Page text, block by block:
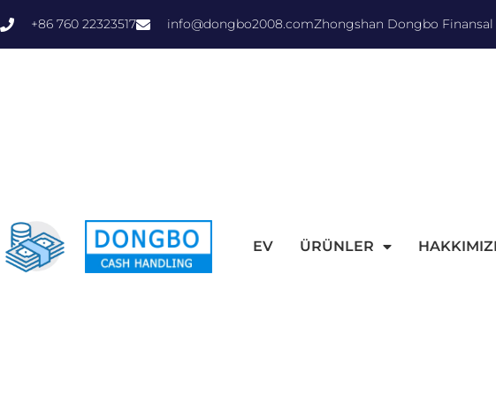
+86 760 22323517 info@dongbo2008.comZhongshan Dongbo Finansal
EV ÜRÜNLER